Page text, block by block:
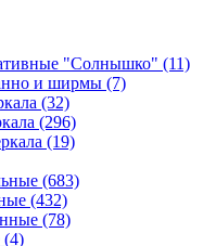
"Солнышко" (11)
и ширмы (7)
(32)
(296)
(19)
(683)
(432)
(78)
(4)